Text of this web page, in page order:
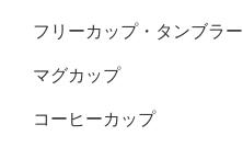
フリーカップ・タンブラー
マグカップ
コーヒーカップ